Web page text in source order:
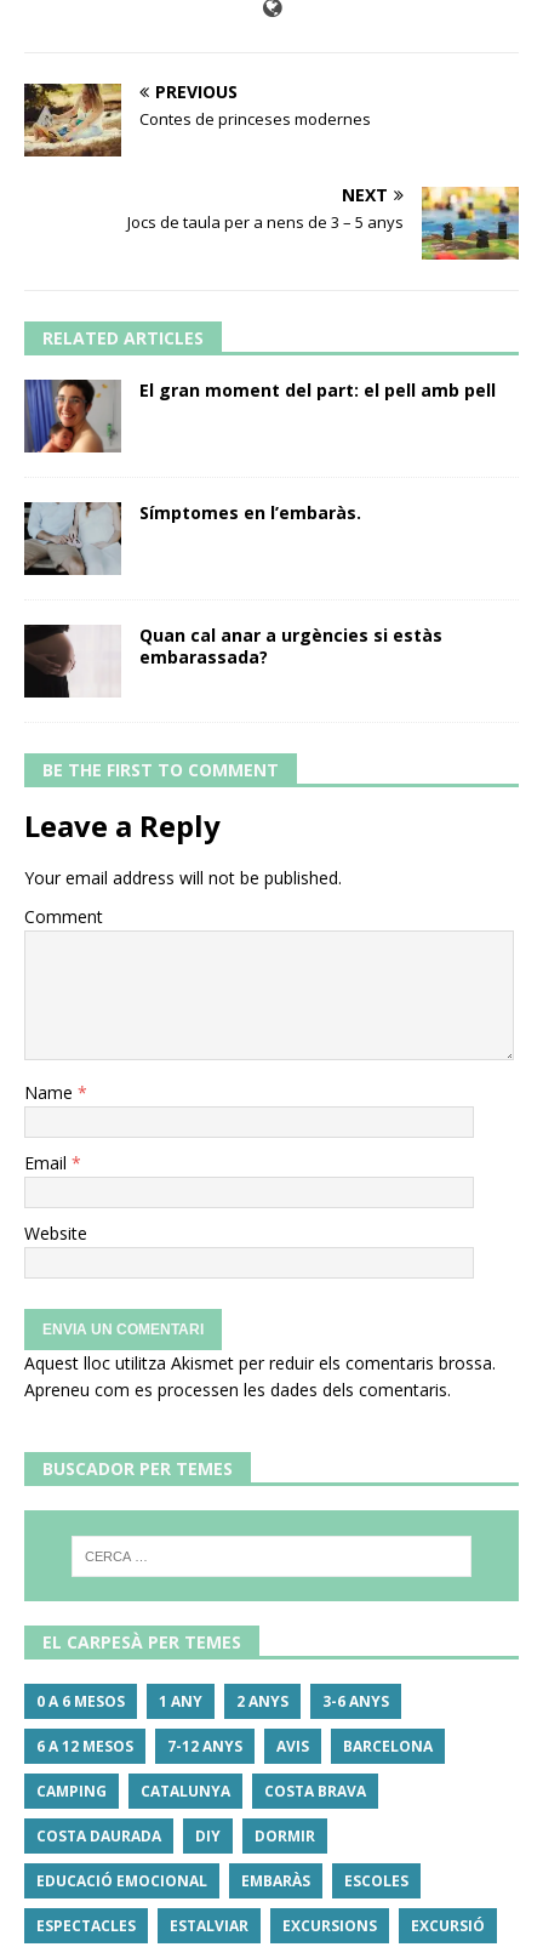
PREVIOUS
Contes de princeses modernes
NEXT
Jocs de taula per a nens de 3 – 5 anys
RELATED ARTICLES
El gran moment del part: el pell amb pell
Símptomes en l’embaràs.
Quan cal anar a urgències si estàs
embarassada?
BE THE FIRST TO COMMENT
Leave a Reply
Your email address will not be published.
Comment
Name *
Email *
Website
Aquest lloc utilitza Akismet per reduir els comentaris brossa.
Apreneu com es processen les dades dels comentaris.
BUSCADOR PER TEMES
EL CARPESÀ PER TEMES
0 A 6 MESOS 1 ANY 2 ANYS 3-6 ANYS
6 A 12 MESOS 7-12 ANYS AVIS BARCELONA
CAMPING CATALUNYA COSTA BRAVA
COSTA DAURADA DIY DORMIR
EDUCACIÓ EMOCIONAL EMBARÀS ESCOLES
ESPECTACLES ESTALVIAR EXCURSIONS EXCURSIÓ